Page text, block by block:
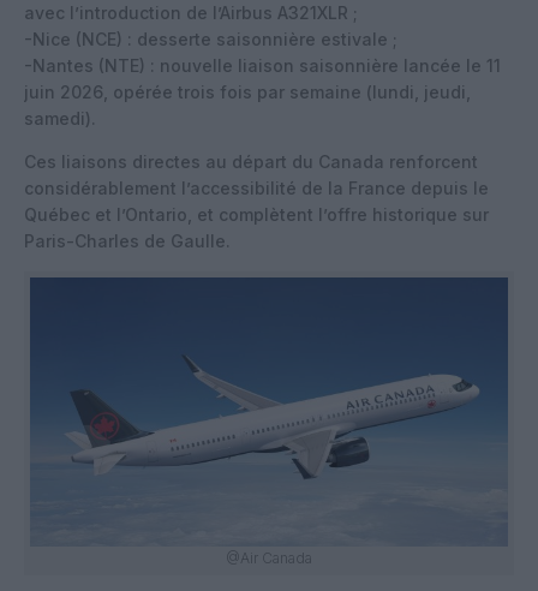
avec l’introduction de l’Airbus A321XLR ;
-Nice (NCE) : desserte saisonnière estivale ;
-Nantes (NTE) : nouvelle liaison saisonnière lancée le 11
juin 2026, opérée trois fois par semaine (lundi, jeudi,
samedi).
Ces liaisons directes au départ du Canada renforcent
considérablement l’accessibilité de la France depuis le
Québec et l’Ontario, et complètent l’offre historique sur
Paris-Charles de Gaulle.
@Air Canada